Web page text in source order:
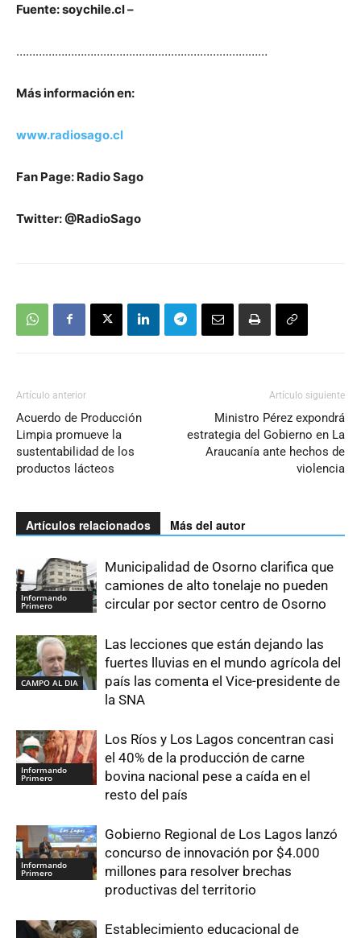
Fuente: soychile.cl –
……………………………………………………………………
Más información en:
www.radiosago.cl
Fan Page: Radio Sago
Twitter: @RadioSago
Artículo anterior
Acuerdo de Producción
Limpia promueve la
sustentabilidad de los
productos lácteos
Artículo siguiente
Ministro Pérez expondrá
estrategia del Gobierno en La
Araucanía ante hechos de
violencia
Artículos relacionados Más del autor
Informando
Primero
Municipalidad de Osorno clarifica que
camiones de alto tonelaje no pueden
circular por sector centro de Osorno
CAMPO AL DIA
Las lecciones que están dejando las
fuertes lluvias en el mundo agrícola del
país las comenta el Vice-presidente de
la SNA
Informando
Primero
Los Ríos y Los Lagos concentran casi
el 40% de la producción de carne
bovina nacional pese a caída en el
resto del país
Informando
Primero
Gobierno Regional de Los Lagos lanzó
concurso de innovación por $4.000
millones para resolver brechas
productivas del territorio
Establecimiento educacional de